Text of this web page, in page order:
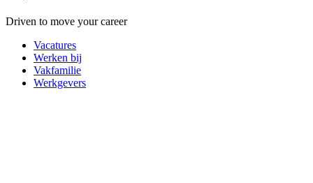
Driven to move your career
Vacatures
Werken bij
Vakfamilie
Werkgevers